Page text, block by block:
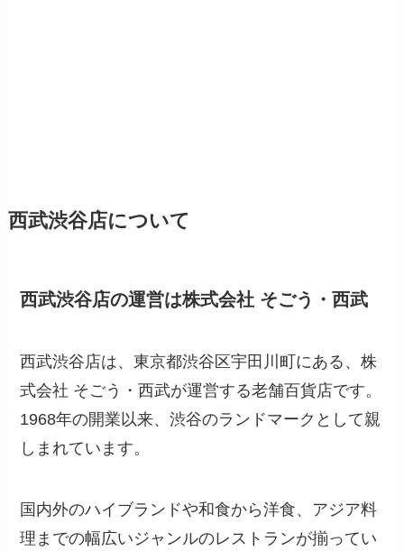
西武渋谷店について
西武渋谷店の運営は株式会社 そごう・西武
西武渋谷店は、東京都渋谷区宇田川町にある、株
式会社 そごう・西武が運営する老舗百貨店です。
1968年の開業以来、渋谷のランドマークとして親
しまれています。
国内外のハイブランドや和食から洋食、アジア料
理までの幅広いジャンルのレストランが揃ってい